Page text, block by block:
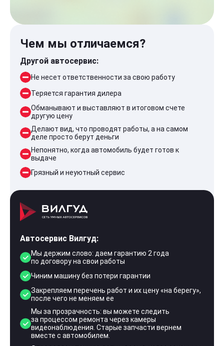
Чем мы отличаемся?
Другой автосервис:
Не несет ответственности за свою работу
Теряется гарантия дилера
Обманывают и выставляют в итоговом счете
другую цену
Делают вид, что проводят работы, а на самом
деле просто берут деньги
Непонятно, когда автомобиль будет готов к
выдаче
Грязный и неуютный сервис
Автосервис Вилгуд:
Мы держим слово: даем гарантию 2 года
по договору на свои работы
Чиним машину без потери гарантии
Закрепляем перечень работ и их цену «на берегу»,
после чего не меняем ее
Мы за прозрачность: вы можете следить
за процессом ремонта через камеры
видеонаблюдения. Старые запчасти вернем
вместе с автомобилем.